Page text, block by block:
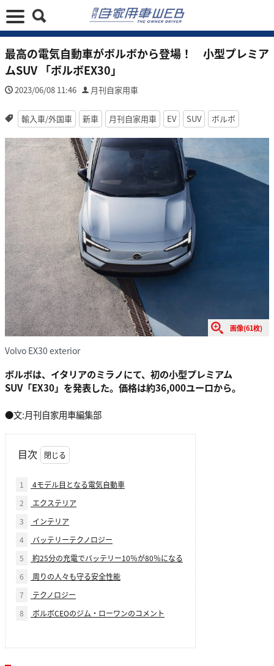
最高の電気自動車がボルボから登場！ 小型プレミア
ムSUV 「ボルボEX30」
2023/06/08 11:46 月刊自家用車
輸入車/外国車 新車 月刊自家用車 EV SUV ボルボ
画像(61枚)
Volvo EX30 exterior
ボルボは、イタリアのミラノにて、初の小型プレミアム
SUV「EX30」を発表した。価格は約36,000ユーロから。
●文:月刊自家用車編集部
目次
1
4モデル目となる電気自動車
2
エクステリア
3
インテリア
4
バッテリーテクノロジー
5
約25分の充電でバッテリー10％が80％になる
6
周りの人々も守る安全性能
7
テクノロジー
8
ボルボCEOのジム・ローワンのコメント